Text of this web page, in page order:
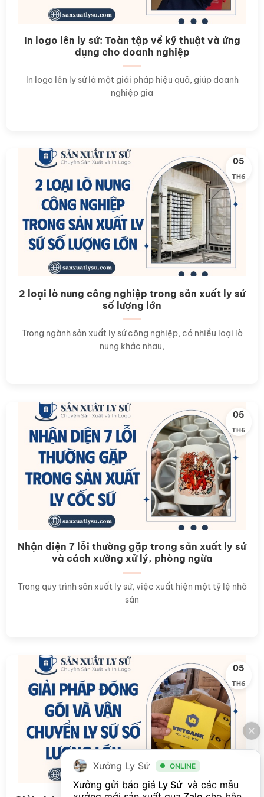
In logo lên ly sứ: Toàn tập về kỹ thuật và ứng
dụng cho doanh nghiệp
In logo lên ly sứ là một giải pháp hiệu quả, giúp doanh
nghiệp gia
2 loại lò nung công nghiệp trong sản xuất ly sứ
số lượng lớn
Trong ngành sản xuất ly sứ công nghiệp, có nhiều loại lò
nung khác nhau,
05
TH6
Nhận diện 7 lỗi thường gặp trong sản xuất ly sứ
và cách xưởng xử lý, phòng ngừa
Trong quy trình sản xuất ly sứ, việc xuất hiện một tỷ lệ nhỏ
sản
05
TH6
05
TH6
Xưởng Ly Sứ ONLINE
Xưởng gửi báo giá Ly Sứ và các mẫu